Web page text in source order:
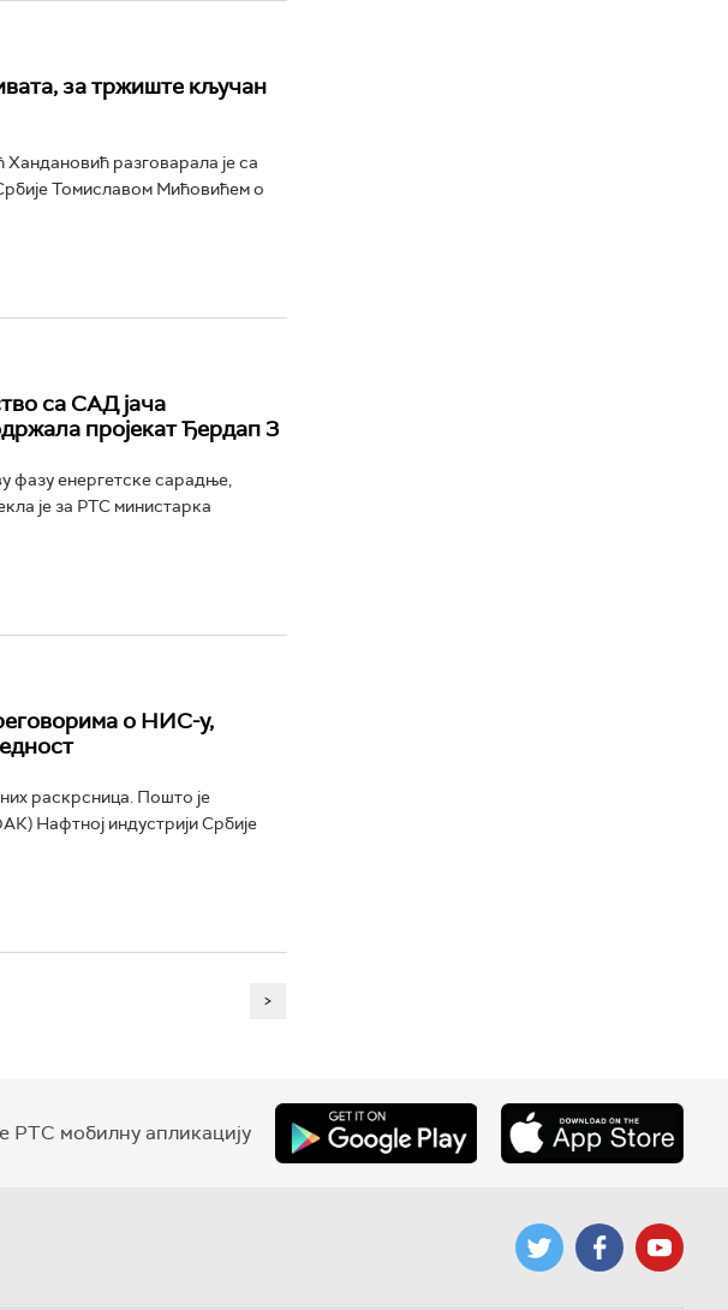
за тржиште кључан
разговарала је са
Томиславом Мићовићем о
са САД јача
пројекат Ђердап 3
фазу енергетске сарадње,
је за РТС министарка
о НИС-у,
раскрсница. Пошто је
Нафтној индустрији Србије
>
РТС мобилну апликацију